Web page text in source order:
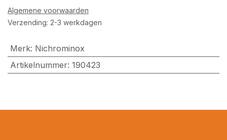
Algemene voorwaarden
Verzending: 2-3 werkdagen
Merk: Nichrominox
Artikelnummer: 190423